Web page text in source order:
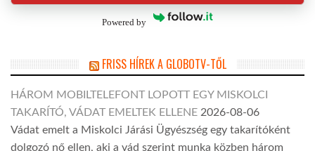
Powered by
FRISS HÍREK A GLOBOTV-TŐL
HÁROM MOBILTELEFONT LOPOTT EGY MISKOLCI
TAKARÍTÓ, VÁDAT EMELTEK ELLENE 2026-08-06
Vádat emelt a Miskolci Járási Ügyészség egy takarítóként
dolgozó nő ellen, aki a vád szerint munka közben három